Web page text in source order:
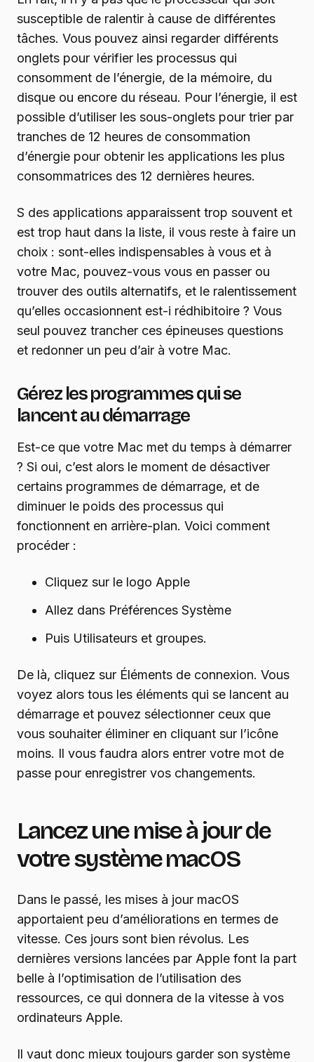
susceptible de ralentir à cause de différentes
tâches. Vous pouvez ainsi regarder différents
onglets pour vérifier les processus qui
consomment de l’énergie, de la mémoire, du
disque ou encore du réseau. Pour l’énergie, il est
possible d’utiliser les sous-onglets pour trier par
tranches de 12 heures de consommation
d’énergie pour obtenir les applications les plus
consommatrices des 12 dernières heures.
S des applications apparaissent trop souvent et
est trop haut dans la liste, il vous reste à faire un
choix : sont-elles indispensables à vous et à
votre Mac, pouvez-vous vous en passer ou
trouver des outils alternatifs, et le ralentissement
qu’elles occasionnent est-i rédhibitoire ? Vous
seul pouvez trancher ces épineuses questions
et redonner un peu d’air à votre Mac.
Gérez les programmes qui se
lancent au démarrage
Est-ce que votre Mac met du temps à démarrer
? Si oui, c’est alors le moment de désactiver
certains programmes de démarrage, et de
diminuer le poids des processus qui
fonctionnent en arrière-plan. Voici comment
procéder :
Cliquez sur le logo Apple
Allez dans Préférences Système
Puis Utilisateurs et groupes.
De là, cliquez sur Éléments de connexion. Vous
voyez alors tous les éléments qui se lancent au
démarrage et pouvez sélectionner ceux que
vous souhaiter éliminer en cliquant sur l’icône
moins. Il vous faudra alors entrer votre mot de
passe pour enregistrer vos changements.
Lancez une mise à jour de
votre système macOS
Dans le passé, les mises à jour macOS
apportaient peu d’améliorations en termes de
vitesse. Ces jours sont bien révolus. Les
dernières versions lancées par Apple font la part
belle à l’optimisation de l’utilisation des
ressources, ce qui donnera de la vitesse à vos
ordinateurs Apple.
Il vaut donc mieux toujours garder son système